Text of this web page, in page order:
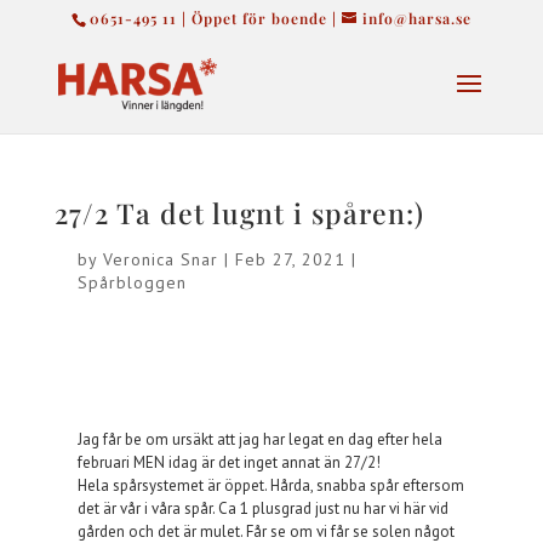
0651-495 11 | Öppet för boende | info@harsa.se
27/2 Ta det lugnt i spåren:)
by Veronica Snar | Feb 27, 2021 |
Spårbloggen
Jag får be om ursäkt att jag har legat en dag efter hela
februari MEN idag är det inget annat än 27/2!
Hela spårsystemet är öppet. Hårda, snabba spår eftersom
det är vår i våra spår. Ca 1 plusgrad just nu har vi här vid
gården och det är mulet. Får se om vi får se solen något